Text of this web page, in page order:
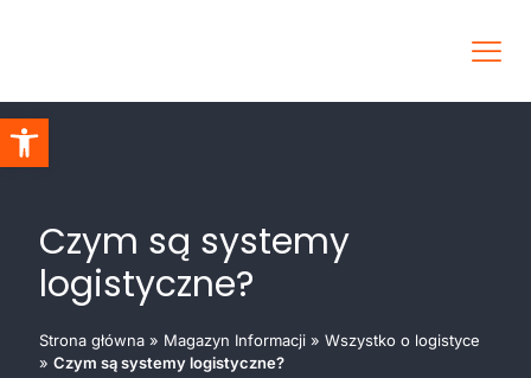
Otwórz pasek narzędzi
Czym są systemy
logistyczne?
Strona główna » Magazyn Informacji » Wszystko o logistyce
» Czym są systemy logistyczne?